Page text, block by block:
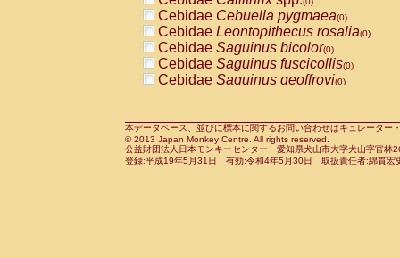
CercopithecidaeCercocebus
CercopithecidaeCercocebus
CercopithecidaeCercocebus
CercopithecidaeCercocebus
CercopithecidaeCercocebushybrid
CercopithecidaePapio anubis(0)
CercopithecidaePapio cynocephalus
CercopithecidaePapio hamadryas(0)
Cebidae Cebuella pygmaea(0)
Cebidae Leontopithecus rosalia(0)
Cebidae Saguinus bicolor(0)
Cebidae Saguinus fuscicollis(0)
Cebidae Saguinus geoffroyi(0)
CebidaeSaguinus leucopus(0)
CebidaeSaguinus midas(0)
Cebidae Saguinus mystax(0)
本データベース、並びに標本に関するお問い合わせはキュレータ
© 2013 Japan Monkey Centre. All rights reserved.
公益財団法人日本モンキーセンター 愛知県犬山市大字犬山字官
登録:平成19年5月31日 有効:令和4年5月30日 取扱責任者:綿貫宏